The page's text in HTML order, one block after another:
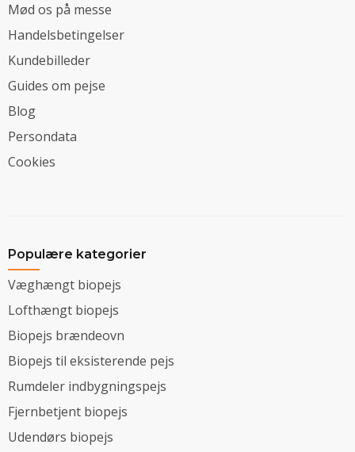
Mød os på messe
Handelsbetingelser
Kundebilleder
Guides om pejse
Blog
Persondata
Cookies
Populære kategorier
Væghængt biopejs
Lofthængt biopejs
Biopejs brændeovn
Biopejs til eksisterende pejs
Rumdeler indbygningspejs
Fjernbetjent biopejs
Udendørs biopejs